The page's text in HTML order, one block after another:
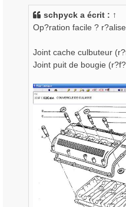
schpyck a écrit : ↑
Op?ration facile ?
Joint cache culbuteur
Joint puit de bougie